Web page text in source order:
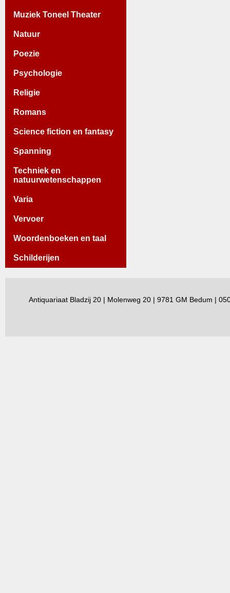
Muziek Toneel Theater
Natuur
Poezie
Psychologie
Religie
Romans
Science fiction en fantasy
Spanning
Techniek en
natuurwetenschappen
Varia
Vervoer
Woordenboeken en taal
Schilderijen
Antiquariaat Bladzij 20 | Molenweg 20 | 9781 GM Bedum |